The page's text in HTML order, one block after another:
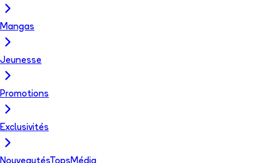
Mangas
Jeunesse
Promotions
Exclusivités